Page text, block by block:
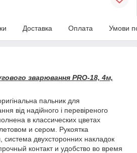
Доставка Оплата Умови
зварювання PRO-18, 4м,
пальник для
від надійного і перевіреного
в классических цветах
и сером. Рукоятка
двухсторонних накладок
контакт и удобство во время